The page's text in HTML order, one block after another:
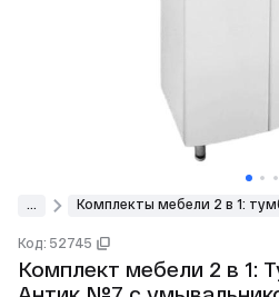
Комплекты мебели 2 в 1:
Код: 52745
Комплект мебели 2 в 1: